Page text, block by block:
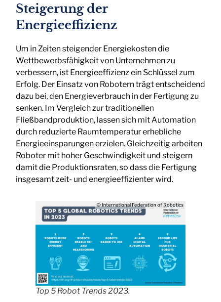
Steigerung der
Energieeffizienz
Um in Zeiten steigender Energiekosten die
Wettbewerbsfähigkeit von Unternehmen zu
verbessern, ist Energieeffizienz ein Schlüssel zum
Erfolg. Der Einsatz von Robotern trägt entscheidend
dazu bei, den Energieverbrauch in der Fertigung zu
senken. Im Vergleich zur traditionellen
Fließbandproduktion, lassen sich mit Automation
durch reduzierte Raumtemperatur erhebliche
Energieeinsparungen erzielen. Gleichzeitig arbeiten
Roboter mit hoher Geschwindigkeit und steigern
damit die Produktionsraten, so dass die Fertigung
insgesamt zeit- und energieeffizienter wird.
© International Federation of Robotics
Top 5 Robot Trends 2023.